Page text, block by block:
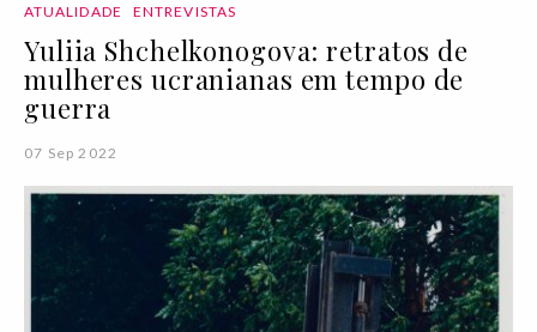
ATUALIDADE ENTREVISTAS
Yuliia Shchelkonogova: retratos de
mulheres ucranianas em tempo de
guerra
07 Sep 2022